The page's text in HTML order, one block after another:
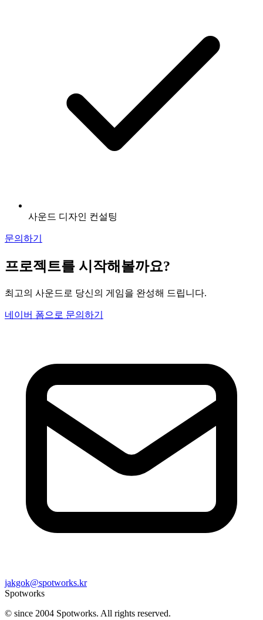
사운드 디자인 컨설팅
문의하기
프로젝트를 시작해볼까요?
최고의 사운드로 당신의 게임을 완성해 드립니다.
네이버 폼으로 문의하기
jakgok@spotworks.kr
Spotworks
© since 2004 Spotworks. All rights reserved.